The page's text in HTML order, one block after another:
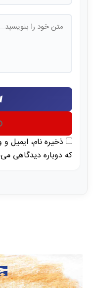
ذخیره نام، ایمیل
که دوباره دیدگاهی